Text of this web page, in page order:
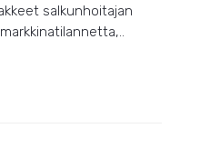
salkunhoitajan